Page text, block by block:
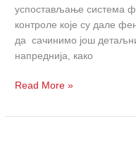
успостављање система
контроле које су дале
да сачинимо још
напреднија, како
Read More »